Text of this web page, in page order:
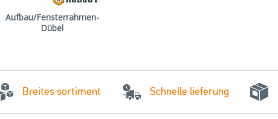
Aufbau/Fensterrahmen-
Dübel
Breites sortiment Schnelle lieferung